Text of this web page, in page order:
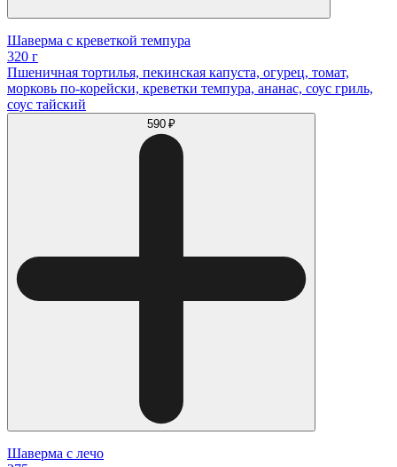
Шаверма с креветкой темпура
320 г
Пшеничная тортилья, пекинская капуста, огурец, томат,
морковь по-корейски, креветки темпура, ананас, соус гриль,
соус тайский
590 ₽
Шаверма с лечо